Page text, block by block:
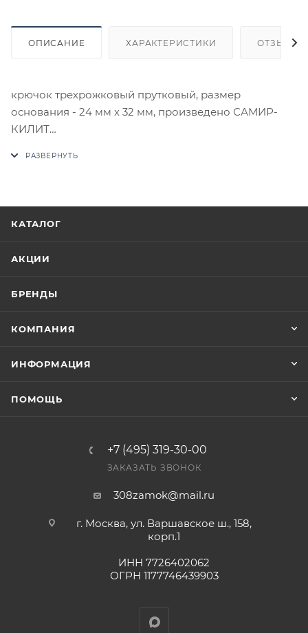
ОПИСАНИЕ ХАРАКТЕРИСТИКИ ОТЗЫВЫ
крючок трехрожковый прутковый, размер
основания - 24 мм х 32 мм, произведено САМИР-
КИЛИТ
заказ был получен.
Конечная цена будет отображена в высланном
Фактом подтверждения покупки будет считаться
КАТАЛОГ
АКЦИИ
БРЕНДЫ
КОМПАНИЯ
ИНФОРМАЦИЯ
ПОМОЩЬ
+7 (495) 319-30-00
ЗАКАЗАТЬ ЗВОНОК
308zamok@mail.ru
г. Москва, ул. Варшавское ш., 158,
корп.1
ИНН 7726402062
ОГРН 1177746439903